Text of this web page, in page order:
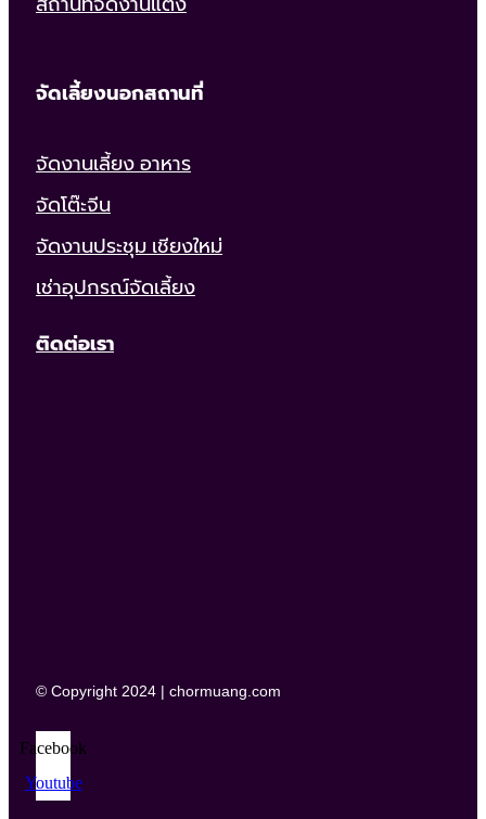
จัดเลี้ยงนอกสถานที่
จัดงานเลี้ยง อาหาร
จัดโต๊ะจีน
จัดงานประชุม เชียงใหม่
เช่าอุปกรณ์จัดเลี้ยง
ติดต่อเรา
© Copyright 2024 | chormuang.com
Facebook
Youtube